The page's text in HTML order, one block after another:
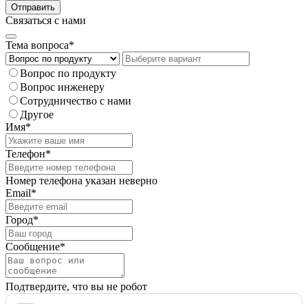
Отправить
Связаться с нами
Тема вопроса*
Вопрос по продукту
Вопрос инженеру
Сотрудничество с нами
Другое
Имя*
Телефон*
Номер телефона указан неверно
Email*
Город*
Сообщение*
Подтвердите, что вы не робот